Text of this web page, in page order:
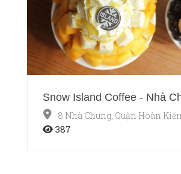
Snow Island Coffee - Nhà
8 Nhà Chung, Quận Hoàn
387